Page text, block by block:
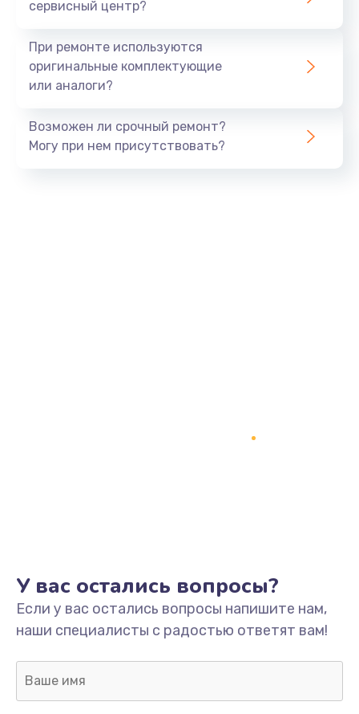
сервисный центр?
При ремонте используются
оригинальные комплектующие
или аналоги?
Возможен ли срочный ремонт?
Могу при нем присутствовать?
У вас остались вопросы?
Если у вас остались вопросы напишите нам,
наши специалисты с радостью ответят вам!